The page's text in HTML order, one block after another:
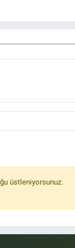
üstleniyorsunuz.